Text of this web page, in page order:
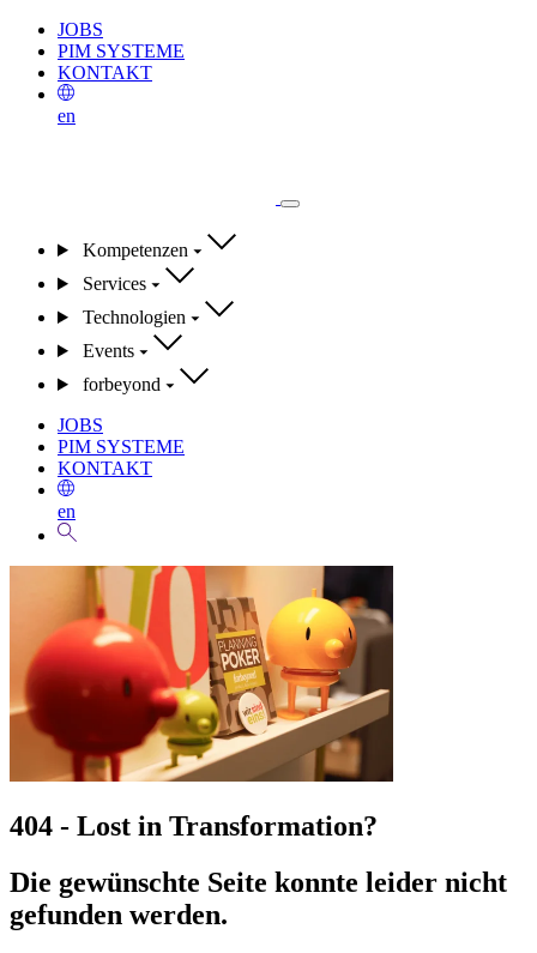
JOBS
PIM SYSTEME
KONTAKT
en
Kompetenzen
Services
Technologien
Events
forbeyond
JOBS
PIM SYSTEME
KONTAKT
en
404 - Lost in Transformation?
Die gewünschte Seite konnte leider nicht
gefunden werden.